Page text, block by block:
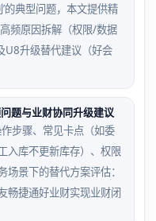
的典型问题，本文提供精
频原因拆解（权限/数据
U8升级替代建议（好会
题与业财协同升级建议
步骤、常见卡点（如委
入库不更新库存）、权限
景下的替代方案评估：
畅捷通好业财实现业财闭